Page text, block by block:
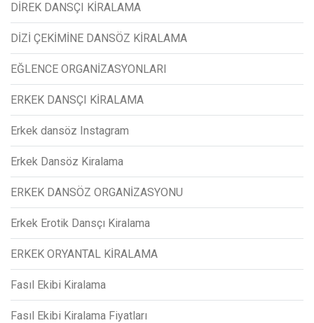
DİREK DANSÇI KİRALAMA
DİZİ ÇEKİMİNE DANSÖZ KİRALAMA
EĞLENCE ORGANİZASYONLARI
ERKEK DANSÇI KİRALAMA
Erkek dansöz Instagram
Erkek Dansöz Kiralama
ERKEK DANSÖZ ORGANİZASYONU
Erkek Erotik Dansçı Kiralama
ERKEK ORYANTAL KİRALAMA
Fasıl Ekibi Kiralama
Fasıl Ekibi Kiralama Fiyatları